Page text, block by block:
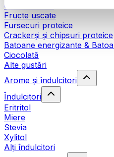
Carne uscată
Fructe uscate
Fursecuri proteice
Crackerși și chipsuri proteice
Batoane energizante &
Ciocolată
Alte gustări
Arome și îndulcitori
Îndulcitori
Eritritol
Miere
Stevia
Xylitol
Alți îndulcitori